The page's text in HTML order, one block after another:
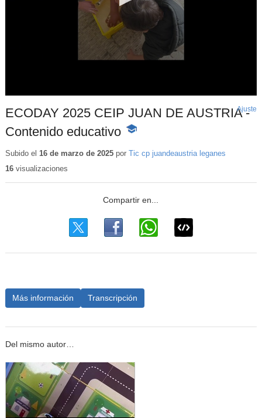
ECODAY 2025 CEIP JUAN DE AUSTRIA -
Contenido educativo -
educativo
Ajuste
Subido el 16 de marzo de 2025por Tic cp juandeaustria leganes
16visualizaciones
Más información Transcripción
Del mismo autor…